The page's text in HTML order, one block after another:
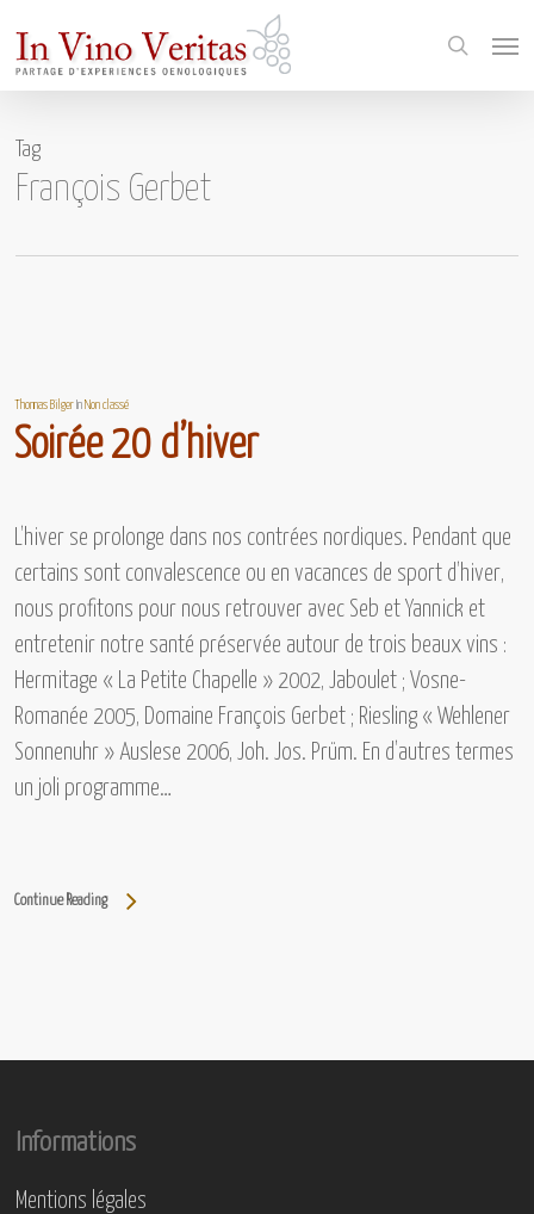
main
search
Tag
François Gerbet
Thomas Bilger InNon classé
Soirée 20 d’hiver
L’hiver se prolonge dans nos contrées nordiques. Pendant que
certains sont convalescence ou en vacances de sport d’hiver,
nous profitons pour nous retrouver avec Seb et Yannick et
entretenir notre santé préservée autour de trois beaux vins :
Hermitage « La Petite Chapelle » 2002, Jaboulet ; Vosne-
Romanée 2005, Domaine François Gerbet ; Riesling « Wehlener
Sonnenuhr » Auslese 2006, Joh. Jos. Prüm. En d’autres termes
un joli programme…
Continue Reading
Informations
Mentions légales